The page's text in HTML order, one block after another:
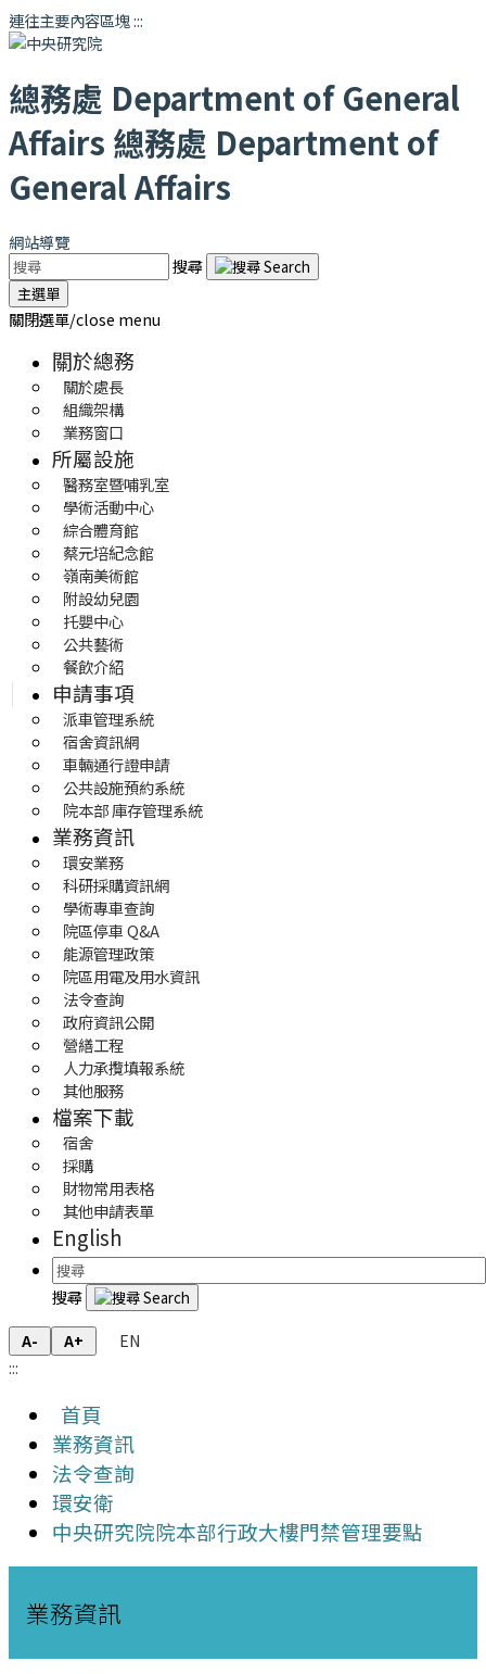
連往主要內容區塊:::
總務處 Department of General
Affairs 總務處 Department of
General Affairs
網站導覽
搜尋
主選單
關閉選單/close menu
關於總務
關於處長
組織架構
業務窗口
所屬設施
醫務室暨哺乳室
學術活動中心
綜合體育館
蔡元培紀念館
嶺南美術館
附設幼兒園
托嬰中心
公共藝術
餐飲介紹
申請事項
派車管理系統
宿舍資訊網
車輛通行證申請
公共設施預約系統
院本部 庫存管理系統
業務資訊
環安業務
科研採購資訊網
學術專車查詢
院區停車 Q&A
能源管理政策
院區用電及用水資訊
法令查詢
政府資訊公開
營繕工程
人力承攬填報系統
其他服務
檔案下載
宿舍
採購
財物常用表格
其他申請表單
English
搜尋
A- A+
EN
:::
首頁
業務資訊
法令查詢
環安衛
中央研究院院本部行政大樓門禁管理要點
業務資訊